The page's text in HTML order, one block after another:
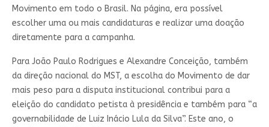
Movimento em todo o Brasil. Na página, era possível
escolher uma ou mais candidaturas e realizar uma doação
diretamente para a campanha.
Para João Paulo Rodrigues e Alexandre Conceição, também
da direção nacional do MST, a escolha do Movimento de dar
mais peso para a disputa institucional contribui para a
eleição do candidato petista à presidência e também para “a
governabilidade de Luiz Inácio Lula da Silva”. Este ano, o